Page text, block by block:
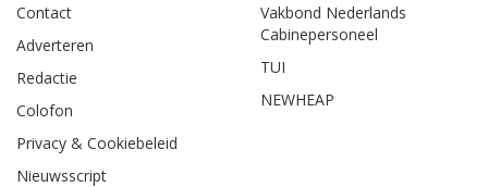
Contact
Adverteren
Redactie
Colofon
Privacy & Cookiebeleid
Nieuwsscript
Vakbond Nederlands
Cabinepersoneel
TUI
NEWHEAP